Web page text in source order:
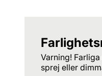
Varning!
sprej eller